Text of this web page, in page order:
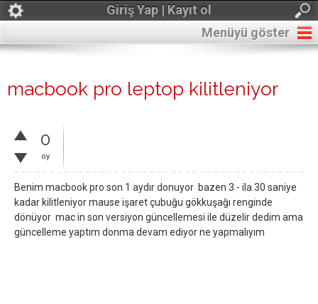
Giriş Yap | Kayıt ol
Menüyü göster
macbook pro leptop kilitleniyor
0
oy
Benim macbook pro son 1 aydır donuyor bazen 3 - ila 30 saniye
kadar kilitleniyor mause işaret çubuğu gökkuşağı renginde
dönüyor mac in son versiyon güncellemesi ile düzelir dedim ama
güncelleme yaptım donma devam ediyor ne yapmalıyım